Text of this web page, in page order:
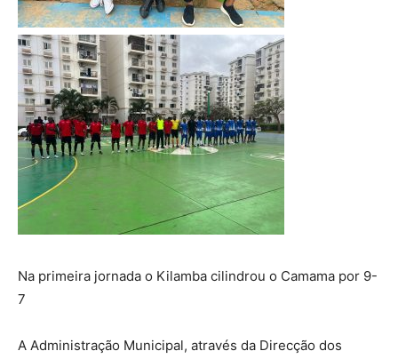
Na primeira jornada o Kilamba cilindrou o Camama por 9-
7
A Administração Municipal, através da Direcção dos